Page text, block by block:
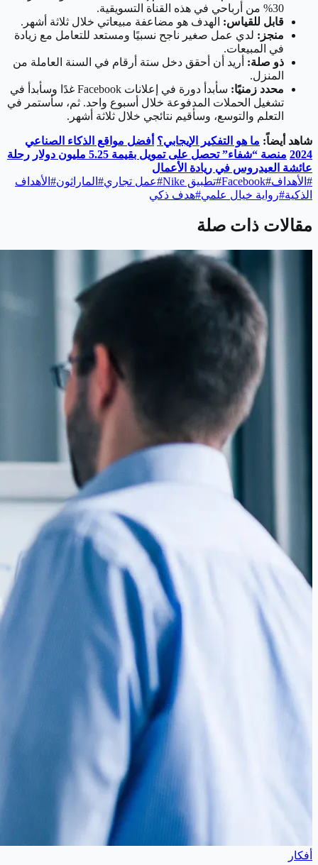
30% من أرباحي في هذه القناة التسويقية.
قابل للقياس: الهدف هو مضاعفة مبيعاتي خلال ثلاثة أشهر.
منجز: لدي عمل صغير ناجح نسبيًا ومستعد للتعامل مع زيادة
في المبيعات.
ذو صلة: أريد أن أحقق دخل ستة أرقام في السنة العاملة من
المنزل.
محدد زمنيًا:
سأبدأ دورة في إعلانات Facebook غدًا وسأبدأ في
تشغيل الحملات المدفوعة خلال أسبوع واحد. ثم، سأستمر في
التعلم والتوسع، وسأقيم نتائجي خلال ثلاثة أشهر.
شاهد أيضاً: ما هو التفكير الإيجابي؟ أفضل مواقع الذكاء الصناعي
2024 منصة “شفاء” تحصل على تمويل بقيمة 5.25 مليون دولار
رحلة
عائشة العيدروس في ريادة الأعمال
# الأهداف#
Facebook
#تطبيق Nike #عمل تجاري# الماراثون# الأهداف
الذكية#رواية خيال علمي#هدف ذكي
مقالات ذات صلة
أفكار